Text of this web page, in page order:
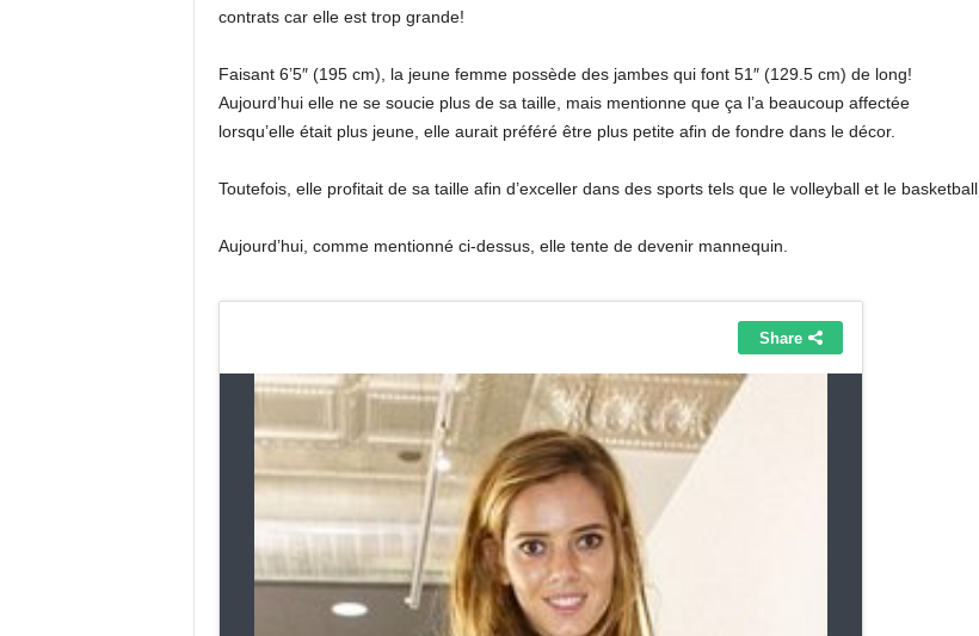
contrats car elle est trop grande!
Faisant 6’5″ (195 cm), la jeune femme possède des jambes qui font 51″ (129.5 cm) de long!
Aujourd’hui elle ne se soucie plus de sa taille, mais mentionne que ça l’a beaucoup affectée
lorsqu’elle était plus jeune, elle aurait préféré être plus petite afin de fondre dans le décor.
Toutefois, elle profitait de sa taille afin d’exceller dans des sports tels que le volleyball et le basketball.
Aujourd’hui, comme mentionné ci-dessus, elle tente de devenir mannequin.